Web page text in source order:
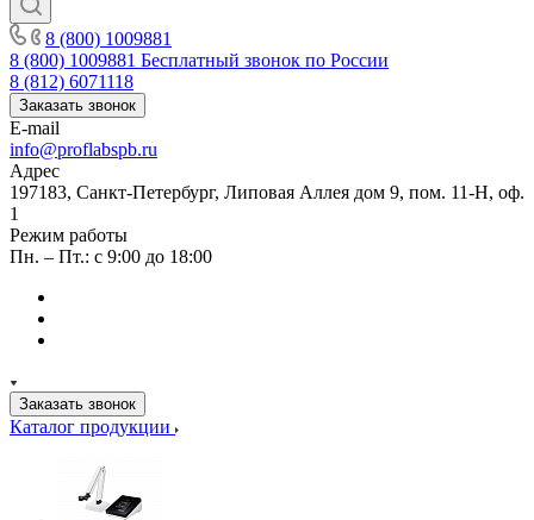
8 (800) 1009881
8 (800) 1009881 Бесплатный звонок по России
8 (812) 6071118
Заказать звонок
E-mail
info@proflabspb.ru
Адрес
197183, Санкт-Петербург, Липовая Аллея дом 9, пом. 11-Н, оф.
1
Режим работы
Пн. – Пт.: с 9:00 до 18:00
Заказать звонок
Каталог продукции